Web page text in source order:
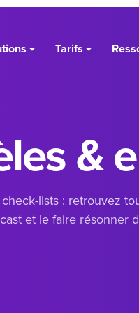
Tarifs
&
lists : retrouvez
et le faire résonner